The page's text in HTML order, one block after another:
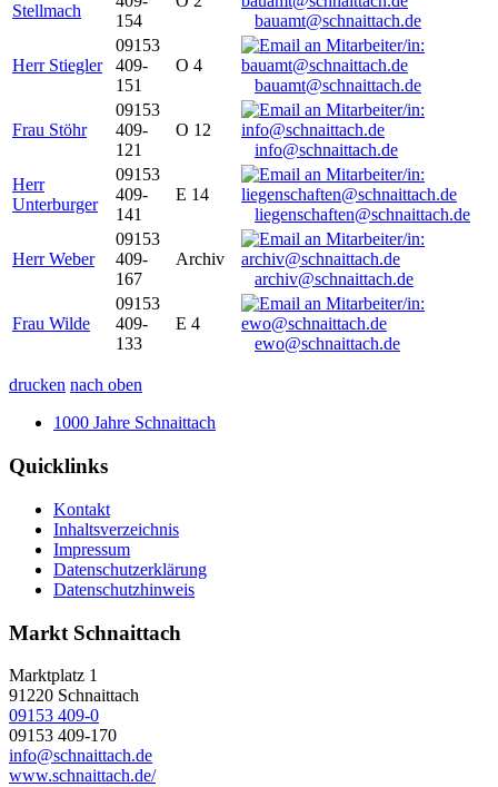
Stellmach
154
bauamt@schnaittach.de
Herr Stiegler
09153
409-
151
O 4
bauamt@schnaittach.de
Frau Stöhr
09153
409-
121
O 12
info@schnaittach.de
Herr
Unterburger
09153
409-
141
E 14
liegenschaften@schnaittach.de
Herr Weber
09153
409-
167
Archiv
archiv@schnaittach.de
Frau Wilde
09153
409-
133
E 4
ewo@schnaittach.de
drucken nach oben
1000 Jahre Schnaittach
Quicklinks
Kontakt
Inhaltsverzeichnis
Impressum
Datenschutzerklärung
Datenschutzhinweis
Markt Schnaittach
Marktplatz 1
91220 Schnaittach
09153 409-0
09153 409-170
info@schnaittach.de
www.schnaittach.de/